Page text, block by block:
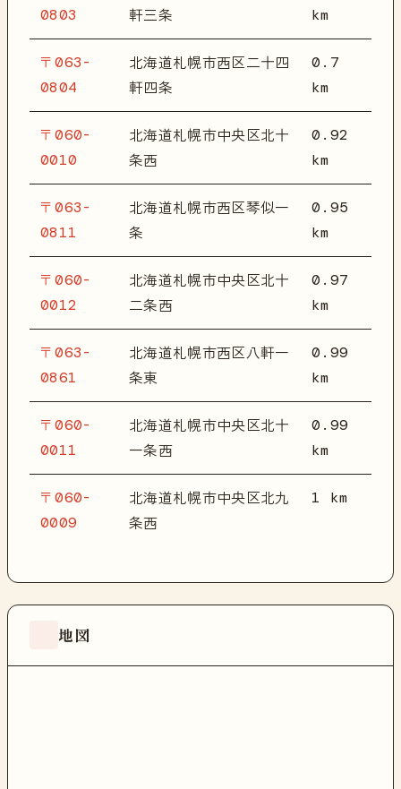
0803 軒三条 km
〒063-
0804
北海道札幌市西区二十四
軒四条
0.7
km
〒060-
0010
北海道札幌市中央区北十
条西
0.92
km
〒063-
0811
北海道札幌市西区琴似一
条
0.95
km
〒060-
0012
北海道札幌市中央区北十
二条西
0.97
km
〒063-
0861
北海道札幌市西区八軒一
条東
0.99
km
〒060-
0011
北海道札幌市中央区北十
一条西
0.99
km
〒060-
0009
北海道札幌市中央区北九
条西
1 km
地図